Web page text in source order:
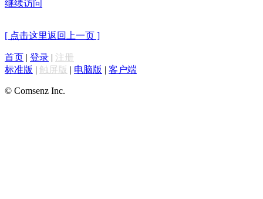
继续访问
[ 点击这里返回上一页 ]
首页 | 登录 | 注册
标准版 | 触屏版 | 电脑版 | 客户端
© Comsenz Inc.